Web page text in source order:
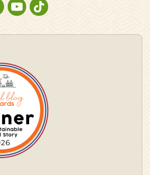
OP FACEBOOKOP INSTAGRAM
OP PINTEREST
NATURESCANNER OP YOUTUBE
NATURESCANNER OP TIKTOK